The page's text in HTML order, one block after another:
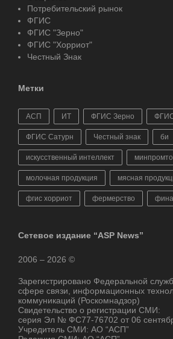
Потребительский рынок
ФГИС
ФГИС "Зерно"
ФГИС "Хорриот"
Честный Знак
Метки
АСП ИТ ФГИС Зерно
ФГИС Сатурн Честный знак би
искусственный интеллект
молочная продукция мясная
фгис хорриот фермерство
Сетевое издание “ASP News”
2006 – 2026 ©
Зарегистрировано Федеральной
сфере связи, информационных
коммуникаций (Роскомнадзор)
Свидетельство о регистрации СМИ:
серия Эл № ФС77-76702 от 06
Учредитель СМИ: АО “АСП”